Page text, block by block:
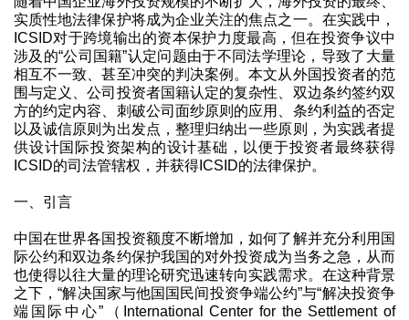
实质性地法律保护将成为企业关注的焦点之一。在实践中，
ICSID对于跨境输出的资本保护力度最高，但在投资争议中
涉及的“公司国籍”认定问题由于不同法学理论，导致了大量
相互不一致、甚至冲突的判决案例。本文从外国投资者的范
围与定义、公司投资者国籍认定的复杂性、双边条约签约双
方的约定内容、刺破公司面纱原则的应用、条约利益的否定
以及诚信原则为出发点，整理归纳出一些原则，为实践者提
供设计国际投资架构的设计基础，以便于投资者最终获得
ICSID的司法管辖权，并获得ICSID的法律保护。
一、引言
中国在世界各国投资额度不断增加，如何了解并充分利用国
际公约和双边条约保护我国的对外投资成为当务之急，从而
也使得以往大量的理论研究迅速转向实践需求。在这种背景
之下，“解决国家与他国国民间投资争端公约”与“解决投资争
端国际中心”（International Center for the Settlement of